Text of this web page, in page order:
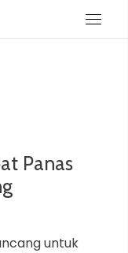
Panas
untuk